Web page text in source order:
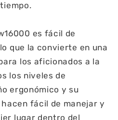
es fácil de
que la convierte en una
los aficionados a la
los niveles de
ergonómico y su
fácil de manejar y
lugar dentro del